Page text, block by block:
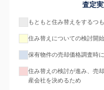
査定
もともと住み替えをするつ
住み替えについての検討開
保有物件の売却価格調査時
住み替えの検討が進み、売
産会社を決めるため